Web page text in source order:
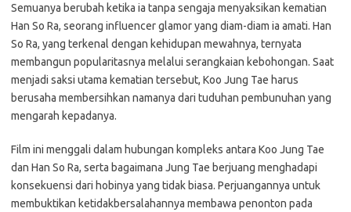
Semuanya berubah ketika ia tanpa sengaja menyaksikan kematian
Han So Ra, seorang influencer glamor yang diam-diam ia amati. Han
So Ra, yang terkenal dengan kehidupan mewahnya, ternyata
membangun popularitasnya melalui serangkaian kebohongan. Saat
menjadi saksi utama kematian tersebut, Koo Jung Tae harus
berusaha membersihkan namanya dari tuduhan pembunuhan yang
mengarah kepadanya.
Film ini menggali dalam hubungan kompleks antara Koo Jung Tae
dan Han So Ra, serta bagaimana Jung Tae berjuang menghadapi
konsekuensi dari hobinya yang tidak biasa. Perjuangannya untuk
membuktikan ketidakbersalahannya membawa penonton pada